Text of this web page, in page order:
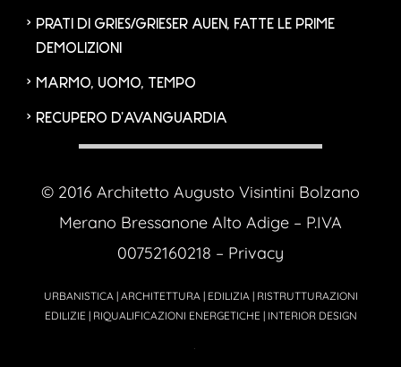
PRATI DI GRIES/GRIESER AUEN, FATTE LE PRIME
DEMOLIZIONI
MARMO, UOMO, TEMPO
RECUPERO D’AVANGUARDIA
© 2016 Architetto Augusto Visintini Bolzano
Merano Bressanone Alto Adige – P.IVA
00752160218 – Privacy
URBANISTICA | ARCHITETTURA | EDILIZIA | RISTRUTTURAZIONI
EDILIZIE | RIQUALIFICAZIONI ENERGETICHE | INTERIOR DESIGN
| Agenzia Pubblicitaria